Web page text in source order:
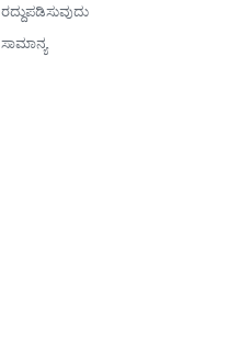
ರದ್ದುಪಡಿಸುವುದು
ಸಾಮಾನ್ಯ